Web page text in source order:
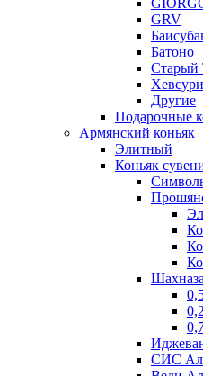
GRV
Батоно
Старый
Другие
Подарочные
Армянский коньяк
Элитный
Коньяк
СИС